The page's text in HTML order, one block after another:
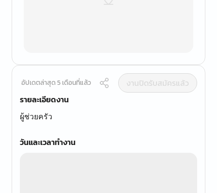
อัปเดตล่าสุด 5 เดือนที่แล้ว
งานปิดรับสมัครแล้ว
รายละเอียดงาน
ผู้ช่วยครัว
วันและเวลาทำงาน